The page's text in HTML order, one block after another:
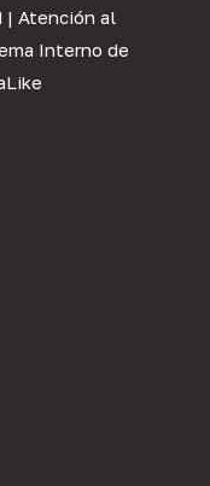
| Atención al
Interno de